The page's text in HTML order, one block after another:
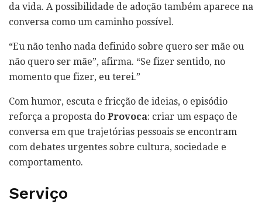
da vida. A possibilidade de adoção também aparece na
conversa como um caminho possível.
“Eu não tenho nada definido sobre quero ser mãe ou
não quero ser mãe”, afirma. “Se fizer sentido, no
momento que fizer, eu terei.”
Com humor, escuta e fricção de ideias, o episódio
reforça a proposta do Provoca: criar um espaço de
conversa em que trajetórias pessoais se encontram
com debates urgentes sobre cultura, sociedade e
comportamento.
Serviço